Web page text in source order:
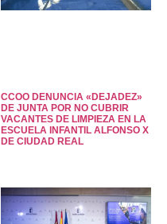
CCOO DENUNCIA «DEJADEZ»
DE JUNTA POR NO CUBRIR
VACANTES DE LIMPIEZA EN LA
ESCUELA INFANTIL ALFONSO X
DE CIUDAD REAL